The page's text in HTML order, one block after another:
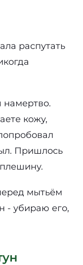
распутать
намертво.
кожу,
Пришлось
мытьём
- убираю его,